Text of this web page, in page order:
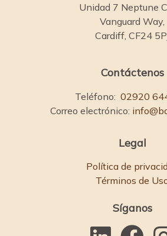
Unidad 7 Neptune
Vanguard Way,
Cardiff, CF24
Contáctenos
Teléfono: 02920
Correo electrónico:
Legal
Política de
Términos de
Síganos